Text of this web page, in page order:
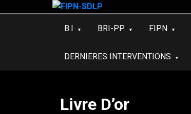
B.I BRI-PP FIPN
DERNIERES INTERVENTIONS
Livre D’or